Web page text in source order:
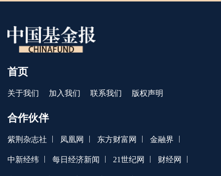
首页
关于我们 加入我们 联系我们 版权声明
合作伙伴
紫荆杂志社 | 凤凰网 | 东方财富网 | 金融界 |
中新经纬 | 每日经济新闻 | 21世纪网 | 财经网 |